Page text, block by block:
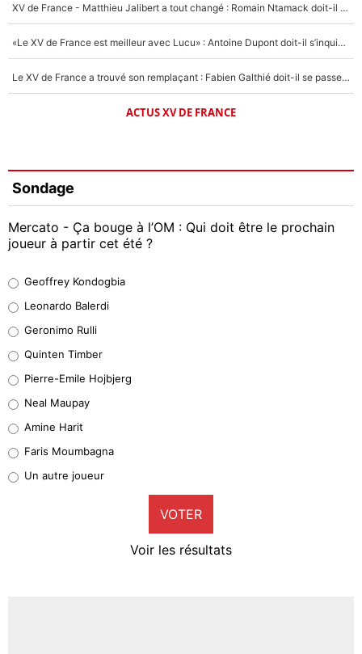
XV de France - Matthieu Jalibert a tout changé : Romain Ntamack doit-il s’inquiéter pour sa place à un an de la Coupe du monde ?
«Le XV de France est meilleur avec Lucu» : Antoine Dupont doit-il s’inquiéter pour sa place ?
Le XV de France a trouvé son remplaçant : Fabien Galthié doit-il se passer d'Antoine Dupont ?
ACTUS XV DE FRANCE
Sondage
Mercato - Ça bouge à l’OM : Qui doit être le prochain
joueur à partir cet été ?
38%
32%
5%
1%
9%
Geoffrey Kondogbia
Leonardo Balerdi
Geronimo Rulli
Quinten Timber
Pierre-Emile Hojbjerg
Neal Maupay
Amine Harit
Faris Moumbagna
Un autre joueur
VOTER
Voir les résultats